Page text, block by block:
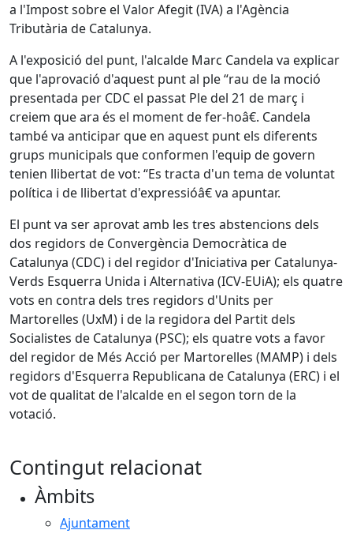
a l'Impost sobre el Valor Afegit (IVA) a l'Agència
Tributària de Catalunya.
A l'exposició del punt, l'alcalde Marc Candela va explicar
que l'aprovació d'aquest punt al ple “rau de la moció
presentada per CDC el passat Ple del 21 de març i
creiem que ara és el moment de fer-hoâ€. Candela
també va anticipar que en aquest punt els diferents
grups municipals que conformen l'equip de govern
tenien llibertat de vot: “Es tracta d'un tema de voluntat
política i de llibertat d'expressióâ€ va apuntar.
El punt va ser aprovat amb les tres abstencions dels
dos regidors de Convergència Democràtica de
Catalunya (CDC) i del regidor d'Iniciativa per Catalunya-
Verds Esquerra Unida i Alternativa (ICV-EUiA); els quatre
vots en contra dels tres regidors d'Units per
Martorelles (UxM) i de la regidora del Partit dels
Socialistes de Catalunya (PSC); els quatre vots a favor
del regidor de Més Acció per Martorelles (MAMP) i dels
regidors d'Esquerra Republicana de Catalunya (ERC) i el
vot de qualitat de l'alcalde en el segon torn de la
votació.
Contingut relacionat
Àmbits
Ajuntament